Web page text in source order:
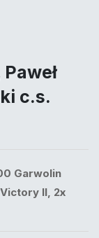
c.s.
Garwolin
II, 2x